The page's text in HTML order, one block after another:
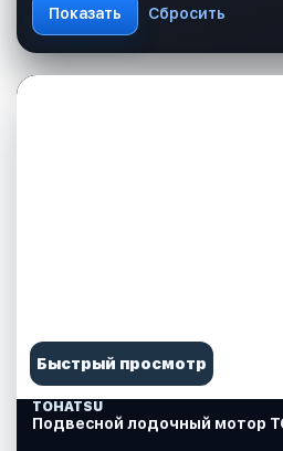
Быстрый просмотр
TOHATSU
Подвесной лодочный мотор